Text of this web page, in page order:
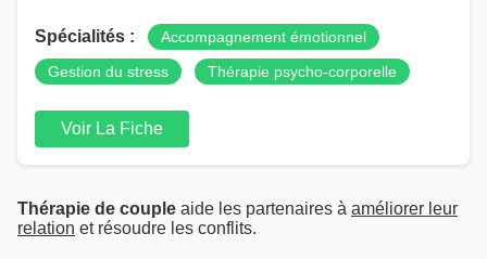
Spécialités :
Accompagnement émotionnel
Gestion du stress
Thérapie psycho-corporelle
Voir La Fiche
Thérapie de couple aide les partenaires à améliorer leur
relation et résoudre les conflits.